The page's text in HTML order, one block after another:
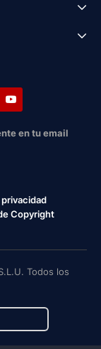
en tu email
Copyright
Todos los